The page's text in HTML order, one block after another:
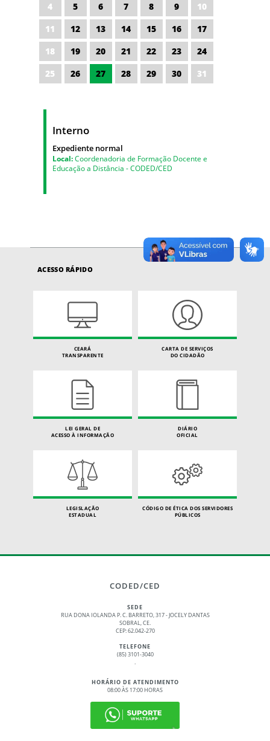
4
5 6 7 8 9
10
11
12 13 14 15 16
17
18
19 20 21 22 23
24
25
26 27 28 29 30 31
Interno
Expediente normal
Local:Coordenadoria de Formação Docente e
Educação a Distância - CODED/CED
ACESSO RÁPIDO
CEARÁ
TRANSPARENTE
CARTA DE SERVIÇOS
DO CIDADÃO
LEI GERAL DE
ACESSO À INFORMAÇÃO
DIÁRIO
OFICIAL
LEGISLAÇÃO
ESTADUAL
CÓDIGO DE ÉTICA DOS SERVIDORES
PÚBLICOS
CODED/CED
SEDE
RUA DONA IOLANDA P. C. BARRETO, 317 - JOCELY DANTAS
SOBRAL, CE.
CEP: 62.042-270
TELEFONE
(85) 3101-3040
.
HORÁRIO DE ATENDIMENTO
08:00 ÀS 17:00 HORAS